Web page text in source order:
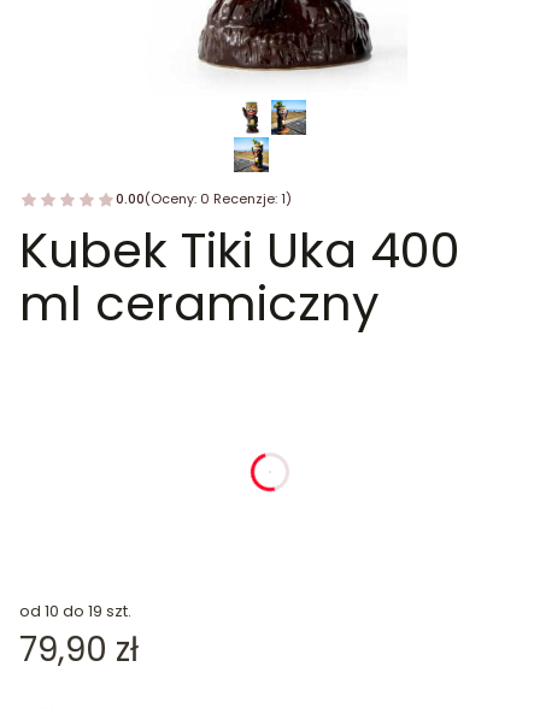
0.00(Oceny: 0 Recenzje: 1)
Kubek Tiki Uka 400
ml ceramiczny
godziny
od 10 do 19 szt.
Cena
79,90 zł